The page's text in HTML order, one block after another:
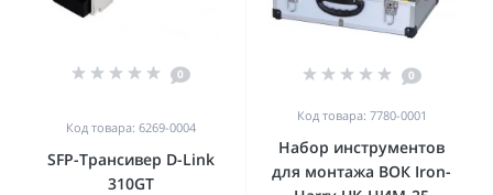
0
Код товара: 6269-0004
SFP-Трансивер D-Link
310GT
0
Код товара: 7780-0001
Набор инструментов
для монтажа ВОК Iron-